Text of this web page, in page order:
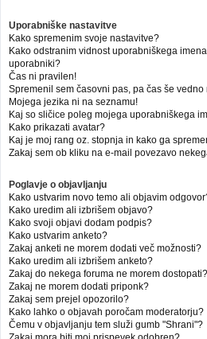
Uporabniške nastavitve
Kako spremenim svoje nastavitve?
Kako odstranim vidnost uporabniškega
uporabniki?
Čas ni pravilen!
Spremenil sem časovni pas, pa čas še vedno
Mojega jezika ni na seznamu!
Kaj so sličice poleg mojega uporabniškega
Kako prikazati avatar?
Kaj je moj rang oz. stopnja in kako ga
Zakaj sem ob kliku na e-mail povezavo
Poglavje o objavljanju
Kako ustvarim novo temo ali objavim
Kako uredim ali izbrišem objavo?
Kako svoji objavi dodam podpis?
Kako ustvarim anketo?
Zakaj anketi ne morem dodati več možnosti?
Kako uredim ali izbrišem anketo?
Zakaj do nekega foruma ne morem dostopati?
Zakaj ne morem dodati priponk?
Zakaj sem prejel opozorilo?
Kako lahko o objavah poročam moderatorju?
Čemu v objavljanju tem služi gumb "Shrani"?